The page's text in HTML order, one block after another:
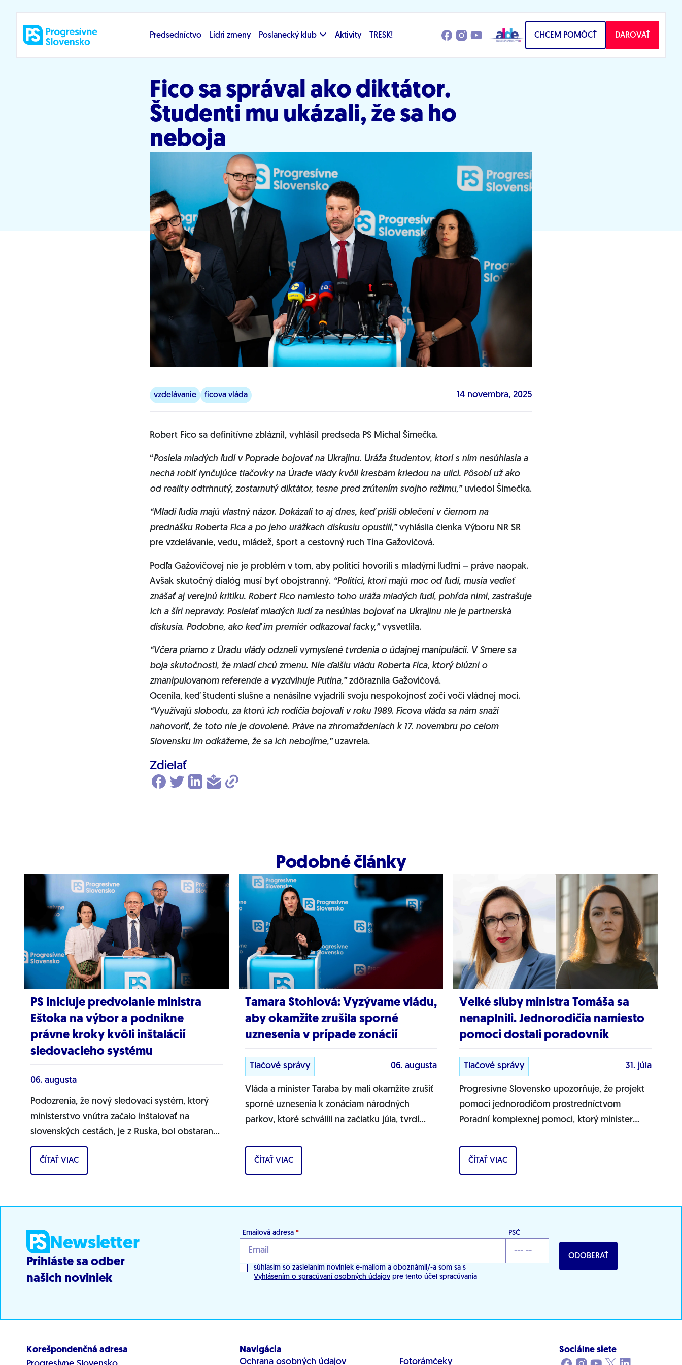
Predsedníctvo Lídri zmeny Poslanecký klub Aktivity TRESK! CHCEM POMÔCŤ DAROVAŤ
Fico sa správal ako diktátor.
Študenti mu ukázali, že sa ho
neboja
vzdelávanie ficova vláda 14 novembra, 2025
Robert Fico sa definitívne zbláznil, vyhlásil predseda PS Michal Šimečka.
“Posiela mladých ľudí v Poprade bojovať na Ukrajinu. Uráža študentov, ktorí s ním nesúhlasia a
nechá robiť lynčujúce tlačovky na Úrade vlády kvôli kresbám kriedou na ulici. Pôsobí už ako
od reality odtrhnutý, zostarnutý diktátor, tesne pred zrútením svojho režimu,” uviedol Šimečka.
“Mladí ľudia majú vlastný názor. Dokázali to aj dnes, keď prišli oblečení v čiernom na
prednášku Roberta Fica a po jeho urážkach diskusiu opustili,”vyhlásila členka Výboru NR SR
pre vzdelávanie, vedu, mládež, šport a cestovný ruch Tina Gažovičová.
Podľa Gažovičovej nie je problém v tom, aby politici hovorili s mladými ľuďmi – práve naopak.
Avšak skutočný dialóg musí byť obojstranný. “Politici, ktorí majú moc od ľudí, musia vedieť
znášať aj verejnú kritiku. Robert Fico namiesto toho uráža mladých ľudí, pohŕda nimi, zastrašuje
ich a šíri nepravdy. Posielať mladých ľudí za nesúhlas bojovať na Ukrajinu nie je partnerská
diskusia. Podobne, ako keď im premiér odkazoval facky,”vysvetlila.
“Včera priamo z Úradu vlády odzneli vymyslené tvrdenia o údajnej manipulácii. V Smere sa
boja skutočnosti, že mladí chcú zmenu. Nie ďalšiu vládu Roberta Fica, ktorý blúzni o
zmanipulovanom referende a vyzdvihuje Putina,”zdôraznila Gažovičová.
Ocenila, keď študenti slušne a nenásilne vyjadrili svoju nespokojnosť zoči voči vládnej moci.
“Využívajú slobodu, za ktorú ich rodičia bojovali v roku 1989. Ficova vláda sa nám snaží
nahovoriť, že toto nie je dovolené. Práve na zhromaždeniach k 17. novembru po celom
Slovensku im odkážeme, že sa ich nebojíme,”uzavrela.
Zdielať
Podobné články
PS iniciuje predvolanie ministra
Eštoka na výbor a podnikne
právne kroky kvôli inštalácií
sledovacieho systému
06. augusta
Podozrenia, že nový sledovací systém, ktorý
ministerstvo vnútra začalo inštalovať na
slovenských cestách, je z Ruska, bol obstaraný
cez nastrčenú firmu a môže ohrozovať
bezpečnosť...
ČÍTAŤ VIAC
Tamara Stohlová: Vyzývame vládu,
aby okamžite zrušila sporné
uznesenia v prípade zonácií
Tlačové správy 06. augusta
Vláda a minister Taraba by mali okamžite zrušiť
sporné uznesenia k zonáciam národných
parkov, ktoré schválili na začiatku júla, tvrdí
Tamara...
ČÍTAŤ VIAC
Veľké sľuby ministra Tomáša sa
nenaplnili. Jednorodičia namiesto
pomoci dostali poradovník
Tlačové správy 31. júla
Progresívne Slovensko upozorňuje, že projekt
pomoci jednorodičom prostredníctvom
Poradní komplexnej pomoci, ktorý minister
pomoc pre osamelých...
ČÍTAŤ VIAC
Newsletter
Prihláste sa odber
našich noviniek
Emailová adresa * PSČ
súhlasím so zasielaním noviniek e-mailom a oboznámil/-a som sa s
Vyhlásením o spracúvaní osobných údajov pre tento účel spracúvania
ODOBERAŤ
Navigácia
Ochrana osobných údajov
Fotorámčeky
Sociálne siete
Korešpondenčná adresa